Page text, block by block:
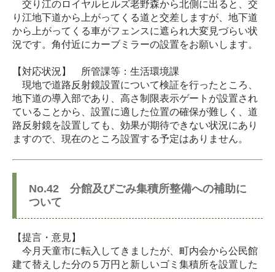
交り江のロイヤルヒルズ老野森から北側に出ると、交
り江地下道から上がってくる道と交差しますが、地下道
から上がってくる車がフェンスに遮られ大変見づらい状
況です。角付近にカーブミラーの設置をお願いします。
【対応状況】 所管課等：生活環境課
現地で道路反射鏡設置について検証を行ったところ、
地下道の導入部であり、高さ制限表示ゲートが設置され
ていることから、設置に適した位置の確保が難しく、道
路反射鏡を設置しても、効果が期待できない状況にあり
ますので、現在のところ設置する予定はありません。
No.42 分館及びごみ集積所整備への補助に
ついて
【提言・意見】
今月天童市に転入してきましたが、町内会から公民館
建て替えした分の５万円と新しいゴミ集積所を設置した